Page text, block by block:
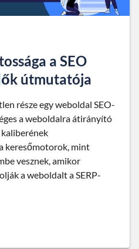
a SEO
útmutatója
része egy weboldal SEO-
a weboldalra átirányító
kaliberének
keresőmotorok, mint
vesznek, amikor
a weboldalt a SERP-